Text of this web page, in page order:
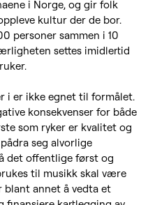
i Norge, og gir folk
kultur der de bor.
personer sammen i 10
settes imidlertid
i er ikke egnet til formålet.
konsekvenser for både
som ryker er kvalitet og
seg alvorlige
det offentlige først og
til musikk skal være
annet å vedta et